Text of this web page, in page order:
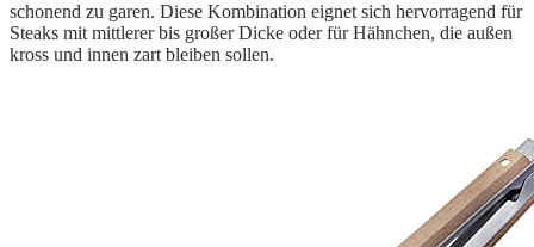
schonend zu garen. Diese Kombination eignet sich hervorragend für
Steaks mit mittlerer bis großer Dicke oder für Hähnchen, die außen
kross und innen zart bleiben sollen.